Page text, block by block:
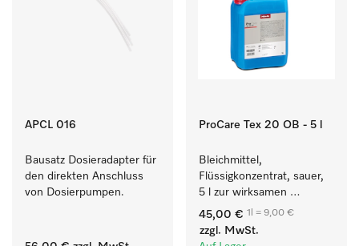
APCL 016
Bausatz Dosieradapter für
den direkten Anschluss
von Dosierpumpen.
ProCare Tex 20 OB - 5 l
Bleichmittel,
Flüssigkonzentrat, sauer,
5 l zur wirksamen
Entfernung von
hartnäckigen Flecken.
45,00 € 1l = 9,00 €
zzgl. MwSt.